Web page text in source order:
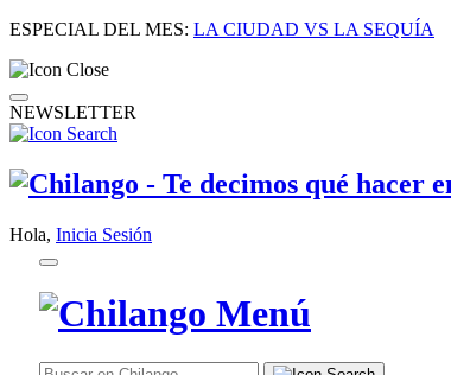
ESPECIAL DEL MES: LA CIUDAD VS LA SEQUÍA
NEWSLETTER
Hola, Inicia Sesión